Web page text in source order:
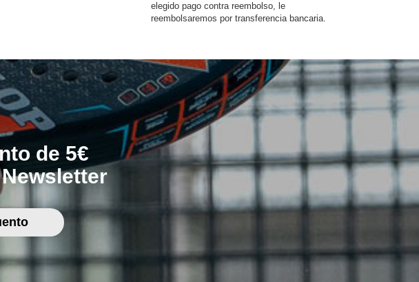
elegido pago contra reembolso, le
reembolsaremos por transferencia bancaria.
de 5€